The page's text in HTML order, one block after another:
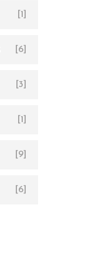
[1]
[6]
[3]
[1]
[9]
[6]